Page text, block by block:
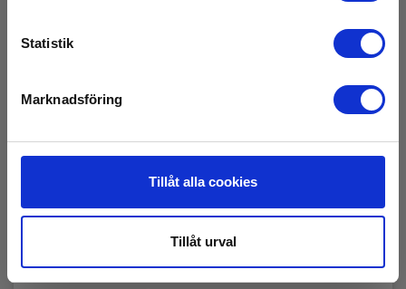
Statistik
Marknadsföring
Tillåt alla cookies
Tillåt urval